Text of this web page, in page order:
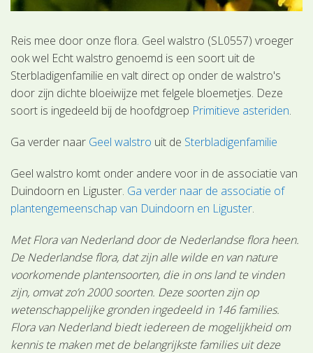
Reis mee door onze flora. Geel walstro (SL0557) vroeger
ook wel Echt walstro genoemd is een soort uit de
Sterbladigenfamilie en valt direct op onder de walstro's
door zijn dichte bloeiwijze met felgele bloemetjes. Deze
soort is ingedeeld bij de hoofdgroep Primitieve asteriden.
Ga verder naar Geel walstro uit de Sterbladigenfamilie
Geel walstro komt onder andere voor in de associatie van
Duindoorn en Liguster. Ga verder naar de associatie of
plantengemeenschap van Duindoorn en Liguster.
Met Flora van Nederland door de Nederlandse flora heen.
De Nederlandse flora, dat zijn alle wilde en van nature
voorkomende plantensoorten, die in ons land te vinden
zijn, omvat zo’n 2000 soorten. Deze soorten zijn op
wetenschappelijke gronden ingedeeld in 146 families.
Flora van Nederland biedt iedereen de mogelijkheid om
kennis te maken met de belangrijkste families uit deze